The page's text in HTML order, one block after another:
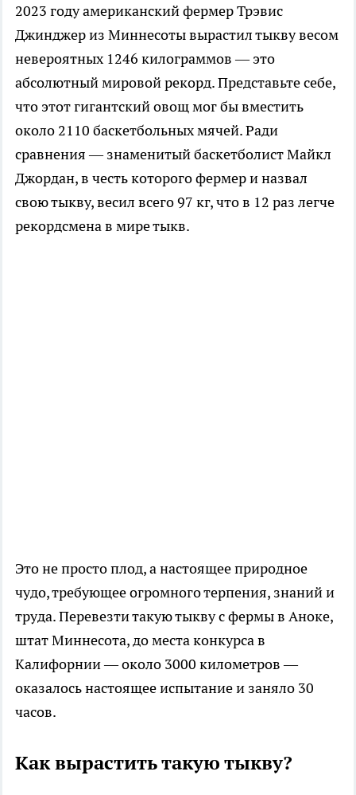
2023 году американский фермер Трэвис
Джинджер из Миннесоты вырастил тыкву весом
невероятных 1246 килограммов — это
абсолютный мировой рекорд. Представьте себе,
что этот гигантский овощ мог бы вместить
около 2110 баскетбольных мячей. Ради
сравнения — знаменитый баскетболист Майкл
Джордан, в честь которого фермер и назвал
свою тыкву, весил всего 97 кг, что в 12 раз легче
рекордсмена в мире тыкв.
Это не просто плод, а настоящее природное
чудо, требующее огромного терпения, знаний и
труда. Перевезти такую тыкву с фермы в Аноке,
штат Миннесота, до места конкурса в
Калифорнии — около 3000 километров —
оказалось настоящее испытание и заняло 30
часов.
Как вырастить такую тыкву?